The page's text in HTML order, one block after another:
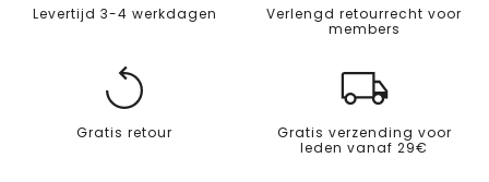
Levertijd 3-4 werkdagen
Verlengd retourrecht voor
members
Gratis retour
Gratis verzending voor
leden vanaf 29€